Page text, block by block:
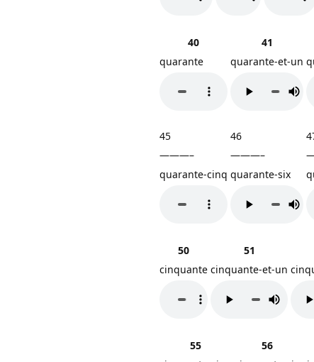
40 41
quarante
quarante-et-un
45 46
———–
———–
quarante-cinq quarante-six
50 51
cinquante cinquante-et-un
55 56